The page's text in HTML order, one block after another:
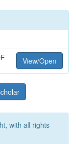
View/Open
with all rights